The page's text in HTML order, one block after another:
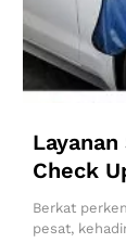
Check
Berkat
pesat,